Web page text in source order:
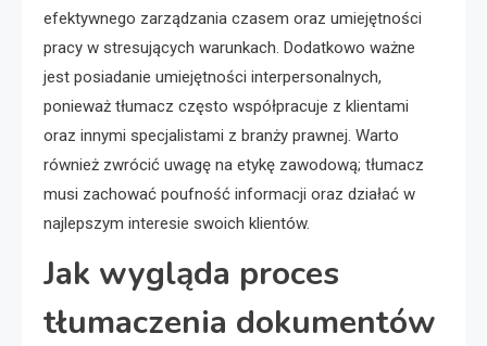
efektywnego zarządzania czasem oraz umiejętności
pracy w stresujących warunkach. Dodatkowo ważne
jest posiadanie umiejętności interpersonalnych,
ponieważ tłumacz często współpracuje z klientami
oraz innymi specjalistami z branży prawnej. Warto
również zwrócić uwagę na etykę zawodową; tłumacz
musi zachować poufność informacji oraz działać w
najlepszym interesie swoich klientów.
Jak wygląda proces
tłumaczenia dokumentów